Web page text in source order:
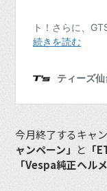
今月終了するキャ
ャンペーン」 と 「
「Vespa純正ヘル